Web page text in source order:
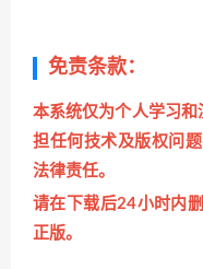
免责条款：
本系统仅为个人学习
担任何技术及版权问
法律责任。
请在下载后24小时内
正版。